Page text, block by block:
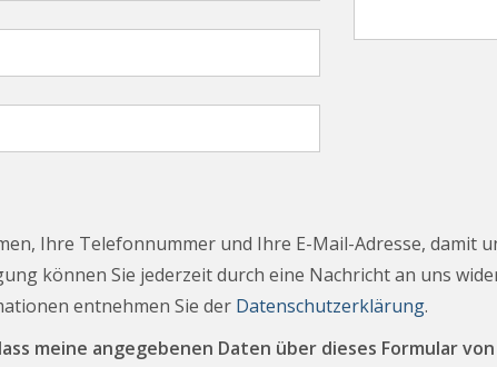
Ihre Telefonnummer und Ihre E-Mail-Adresse,
können Sie jederzeit durch eine Nachricht an uns
entnehmen Sie der Datenschutzerklärung.
meine angegebenen Daten über dieses Formular